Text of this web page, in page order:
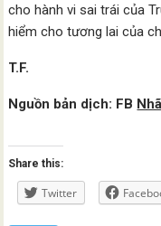
cho hành vi sai trái của
hiểm cho tương lai của
T.F.
Nguồn bản dịch: FB
Share this:
Twitter